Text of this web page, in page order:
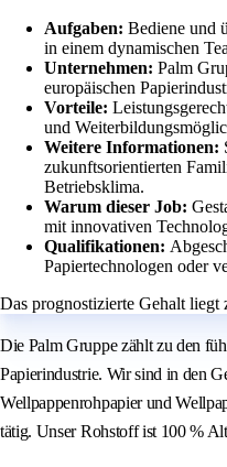
Aufgaben: Bediene und
in einem dynamischen
Unternehmen: Palm
europäischen
Vorteile:
und
Weitere Informationen:
zukunftsorientierten
Betriebsklima.
Warum dieser Job:
mit innovativen
Qualifikationen:
Papiertechnologen oder
Das prognostizierte Gehalt
Die Palm Gruppe zählt zu den
Papierindustrie. Wir sind in den
Wellpappenrohpapier und
tätig. Unser Rohstoff ist 100 %